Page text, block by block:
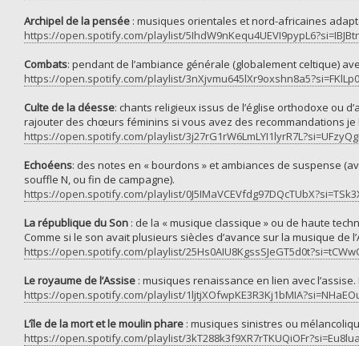
Archipel de la pensée : musiques orientales et nord-africaines
https://open.spotify.com/playlist/
Combats: pendant de l’ambiance générale (globalement celtique)
https://open.spotify.com/playlist/
Culte de la déesse: chants religieux issus de l’église orthodoxe ou
rajouter des chœurs féminins si vous avez des recommandations
https://open.spotify.com/playlist/
Echoéens: des notes en « bourdons » et ambiances de suspense
souffle N, ou fin de campagne).
https://open.spotify.com/playlist/
La république du Son : de la « musique classique » ou de haute
Comme si le son avait plusieurs siècles d’avance sur la musique de
https://open.spotify.com/playlist/
Le royaume de l’Assise : musiques renaissance en lien avec
https://open.spotify.com/playlist/
L’île de la mort et le moulin phare : musiques sinistres ou
https://open.spotify.com/playlist/